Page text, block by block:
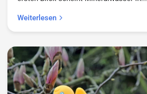
Weiterlesen